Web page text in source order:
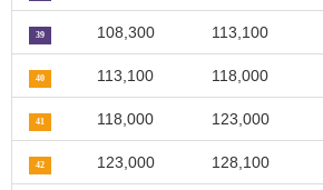
39 108,300 113,100
40 113,100 118,000
41 118,000 123,000
42 123,000 128,100